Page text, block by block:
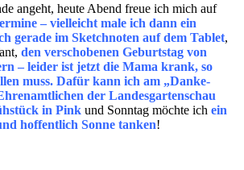
angeht, heute Abend freue ich mich auf
– vielleicht male ich dann ein
gerade im Sketchnoten auf dem Tablet,
den verschobenen Geburtstag von
– leider ist jetzt die Mama krank, so
muss. Dafür kann ich am „Danke-
der Landesgartenschau
in Pink und Sonntag möchte ich ein
hoffentlich Sonne tanken!